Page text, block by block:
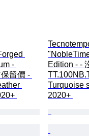
-
留價 -
Edition - -
Turquoise
2020+